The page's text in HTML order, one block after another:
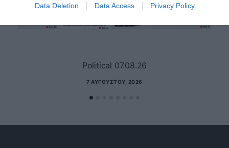
Data Deletion Data Access Privacy Policy
Political 07.08.26
7 ΑΥΓΟΎΣΤΟΥ, 2026